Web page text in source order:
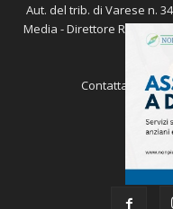
Aut. del trib. di Varese n.
Media - Direttore
Contattaci: